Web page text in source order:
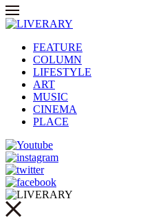
FEATURE
COLUMN
LIFESTYLE
ART
MUSIC
CINEMA
PLACE